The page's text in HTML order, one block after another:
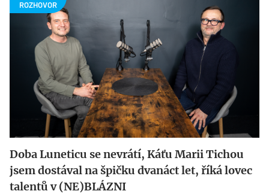
Doba Luneticu se nevrátí, Káťu Marii Tichou
jsem dostával na špičku dvanáct let, říká lovec
talentů v (NE)BLÁZNI